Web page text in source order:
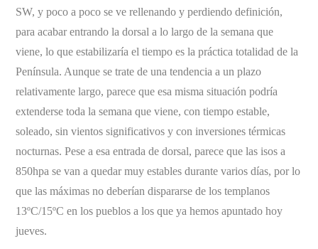
SW, y poco a poco se ve rellenando y perdiendo definición,
para acabar entrando la dorsal a lo largo de la semana que
viene, lo que estabilizaría el tiempo es la práctica totalidad de la
Península. Aunque se trate de una tendencia a un plazo
relativamente largo, parece que esa misma situación podría
extenderse toda la semana que viene, con tiempo estable,
soleado, sin vientos significativos y con inversiones térmicas
nocturnas. Pese a esa entrada de dorsal, parece que las isos a
850hpa se van a quedar muy estables durante varios días, por lo
que las máximas no deberían dispararse de los templanos
13ºC/15ºC en los pueblos a los que ya hemos apuntado hoy
jueves.